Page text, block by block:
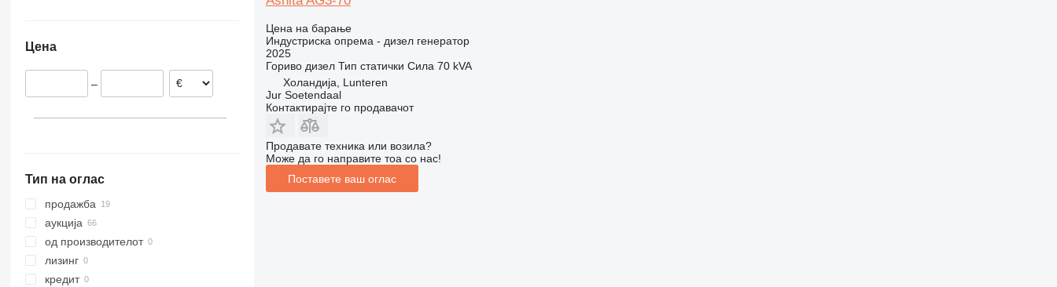
Полска
Австрија
Цена
–
Тип на оглас
продажба
аукција
од производителот
лизинг
кредит
Цена на барање
Индустриска опрема - дизел генератор
2025
Гориво дизел Тип статички Сила 70 kVA
Холандија, Lunteren
Jur Soetendaal
Контактирајте го продавачот
Продавате техника или возила?
Може да го направите тоа со нас!
Поставете ваш оглас